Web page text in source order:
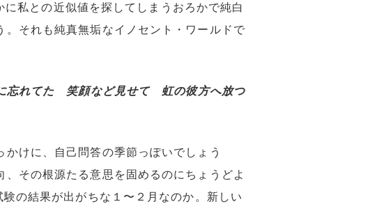
私との近似値を探してしまうおろかで純白
それも純真無垢なイノセント・ワールドで
れてた 笑顔など見せて 虹の彼方へ放つ
けに、自己問答の季節っぽいでしょう
その根源たる意思を固めるのにちょうどよ
の結果が出がちな１〜２月なのか。新しい